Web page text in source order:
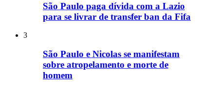
São Paulo paga dívida com a Lazio
para se livrar de transfer ban da Fifa
3
São Paulo e Nicolas se manifestam
sobre atropelamento e morte de
homem